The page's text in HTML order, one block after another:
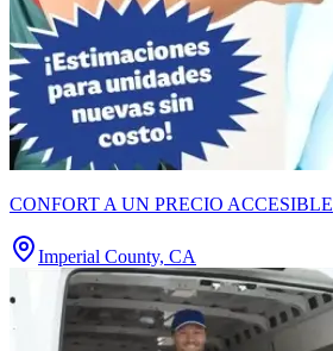
CONFORT A UN PRECIO ACCESIBLE
Imperial County, CA